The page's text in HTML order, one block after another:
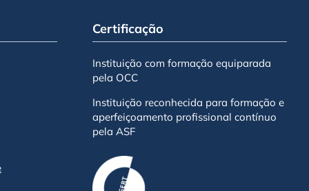
Certificação
Instituição com formação equiparada
pela OCC
Instituição reconhecida para formação e
aperfeiçoamento profissional contínuo
pela ASF